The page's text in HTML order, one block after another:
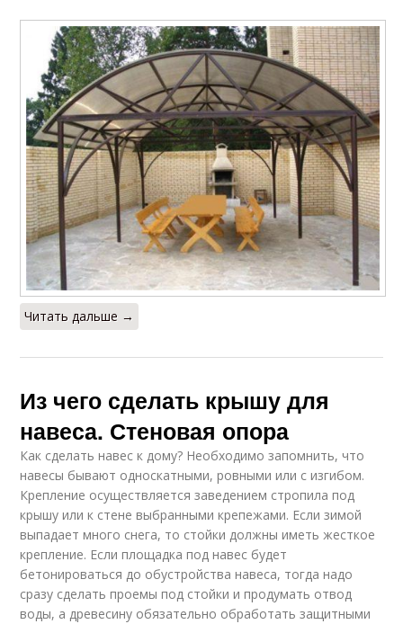
Читать дальше →
Из чего сделать крышу для
навеса. Стеновая опора
Как сделать навес к дому? Необходимо запомнить, что
навесы бывают односкатными, ровными или с изгибом.
Крепление осуществляется заведением стропила под
крышу или к стене выбранными крепежами. Если зимой
выпадает много снега, то стойки должны иметь жесткое
крепление. Если площадка под навес будет
бетонироваться до обустройства навеса, тогда надо
сразу сделать проемы под стойки и продумать отвод
воды, а древесину обязательно обработать защитными